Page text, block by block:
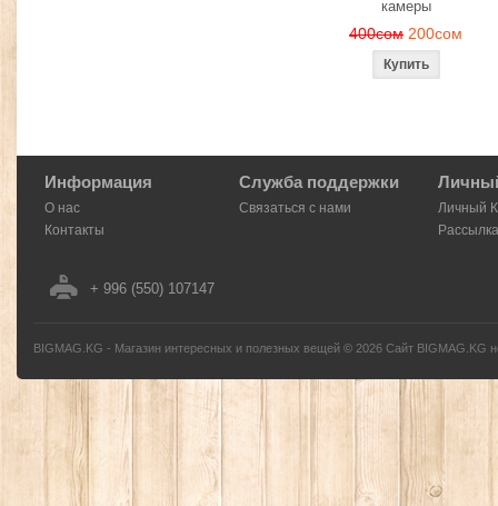
камеры
400сом 200сом
Информация
О нас
Контакты
Служба поддержки
Связаться с нами
Личный
Рассылка
+ 996 (550) 107147
BIGMAG.KG - Магазин интересных и полезных вещей © 2026 Сайт BIGMAG.KG
без письменного разрешения автора - запрещено, и будет преследоваться по